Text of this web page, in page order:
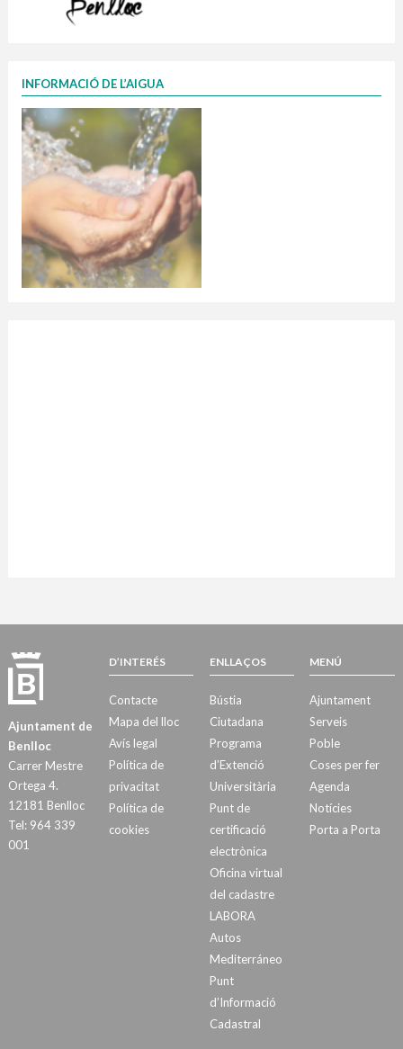
INFORMACIÓ DE L’AIGUA
Ajuntament de
Benlloc
Carrer Mestre
Ortega 4.
12181 Benlloc
Tel: 964 339
001
D’INTERÉS
Contacte
Mapa del lloc
Avís legal
Política de
privacitat
Política de
cookies
ENLLAÇOS
Bústia
Ciutadana
Programa
d’Extenció
Universitària
Punt de
certificació
electrònica
Oficina virtual
del cadastre
LABORA
Autos
Mediterráneo
Punt
d’Informació
Cadastral
MENÚ
Ajuntament
Serveis
Poble
Coses per fer
Agenda
Notícies
Porta a Porta